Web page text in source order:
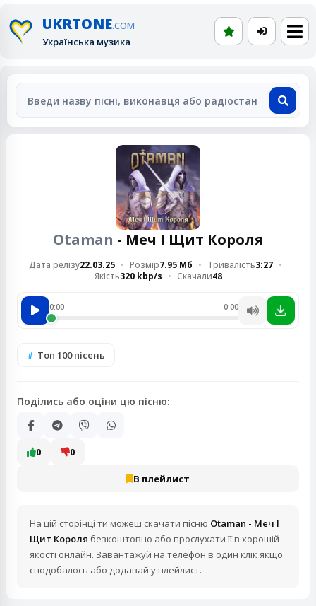
UKRTONE.COM
Українська музика
Otaman - Меч І Щит Короля
Дата релізу22.03.25 Розмір7.95 Мб Тривалість3:27
Якість320 kbp/s Скачали48
0:00 0:00
Топ 100 пісень
Поділись або оціни цю пісню:
0 0
В плейлист
На цій сторінці ти можеш скачати пісню Otaman - Меч І
Щит Короля безкоштовно або прослухати її в хорошій
якості онлайн. Завантажуй на телефон в один клік якщо
сподобалось або додавай у плейлист.